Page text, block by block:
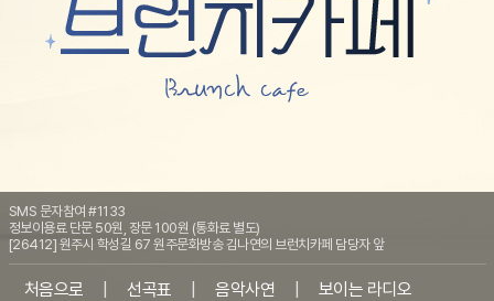
SMS 문자참여 #1133
정보이용료 단문 50원, 장문 100원 (통화료 별도)
[26412] 원주시 학성길 67 원주문화방송 김나연의 브런치카페 담당자 앞
처음으로 선곡표 음악사연 보이는 라디오